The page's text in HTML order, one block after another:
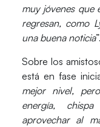
muy jóvenes que
regresan, como
una buena noticia”.
Sobre los
está en fase
mejor nivel,
energía,
aprovechar al